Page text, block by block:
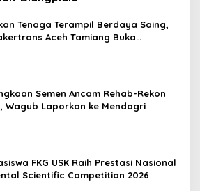
Tenaga Terampil Berdaya Saing,
Aceh Tamiang Buka
Semen Ancam Rehab-Rekon
Wagub Laporkan ke Mendagri
FKG USK Raih Prestasi Nasional
Scientific Competition 2026